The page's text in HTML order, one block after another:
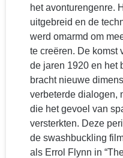
het avonturengenre.
uitgebreid en de
werd omarmd om
te creëren. De komst
de jaren 1920 en het
bracht nieuwe
verbeterde dialogen,
die het gevoel van
versterkten. Deze
de swashbuckling
als Errol Flynn in